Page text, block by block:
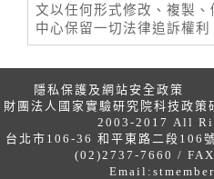
文以任何形式修改、複製
中心保留一切法律追訴權利
隱私保護及網站安全政策
財團法人國家實驗研究院科技政
2003-2017 All
台北市106-36 和平東路二段106
(02)2737-7660 /
Email: